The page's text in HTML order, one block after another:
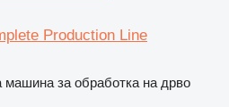
Production Line
машина за обработка на дрво